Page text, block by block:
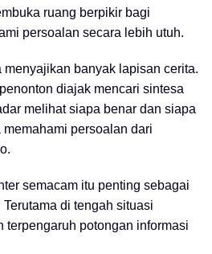
ruang berpikir bagi
persoalan secara lebih utuh.
menyajikan banyak lapisan cerita.
diajak mencari sintesa
melihat siapa benar dan siapa
persoalan dari
semacam itu penting sebagai
di tengah situasi
terpengaruh potongan informasi